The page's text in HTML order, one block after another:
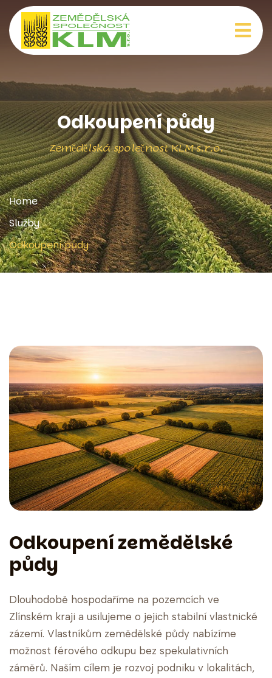
Odkoupení půdy
Zemědělská společnost KLM s.r.o.
Home
Služby
Odkoupení půdy
Odkoupení zemědělské
půdy
Dlouhodobě hospodaříme na pozemcích ve
Zlínském kraji a usilujeme o jejich stabilní vlastnické
zázemí. Vlastníkům zemědělské půdy nabízíme
možnost férového odkupu bez spekulativních
záměrů. Naším cílem je rozvoj podniku v lokalitách,